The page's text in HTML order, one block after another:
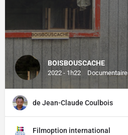
BOISBOUSCACHE
2022 - 1h22 Documentaire
de Jean-Claude Coulbois
Filmoption international